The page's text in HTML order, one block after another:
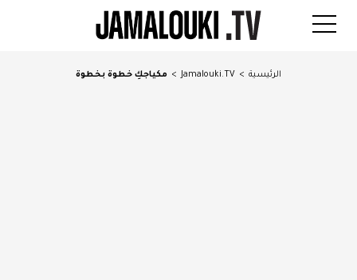
الرئيسية >
Jamalouki.TV
> مكياجكِ خطوة بخطوة